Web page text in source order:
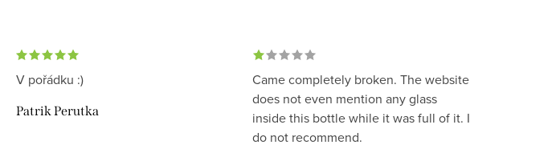
V pořádku :)
Patrik Perutka
Came completely broken. The website
does not even mention any glass
inside this bottle while it was full of it. I
do not recommend.